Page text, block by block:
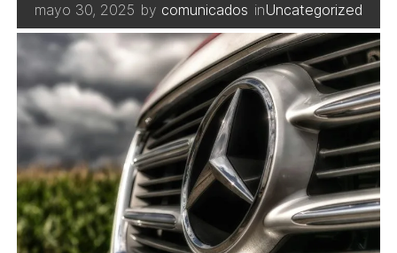
mayo 30, 2025 by comunicados inUncategorized